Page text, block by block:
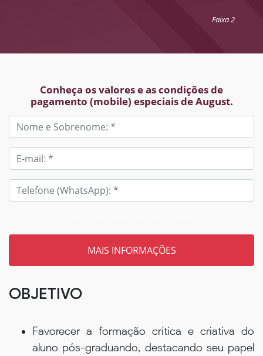
Faixa 2
Conheça os valores e as condições de
pagamento (mobile) especiais de August.
OBJETIVO
Favorecer a formação crítica e criativa do
aluno pós-graduando, destacando seu papel